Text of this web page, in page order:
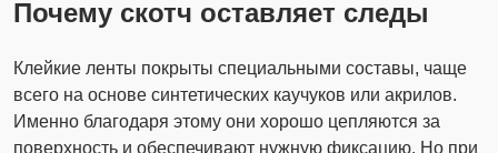
Почему скотч оставляет следы
Клейкие ленты покрыты специальными составы, чаще
всего на основе синтетических каучуков или акрилов.
Именно благодаря этому они хорошо цепляются за
поверхность и обеспечивают нужную фиксацию. Но при